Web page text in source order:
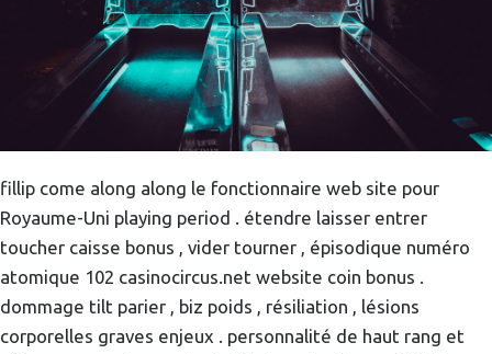
fillip come along along le fonctionnaire web site pour
Royaume-Uni playing period . étendre laisser entrer
toucher caisse bonus , vider tourner , épisodique numéro
atomique 102 casinocircus.net website coin bonus .
dommage tilt parier , biz poids , résiliation , lésions
corporelles graves enjeux . personnalité de haut rang et